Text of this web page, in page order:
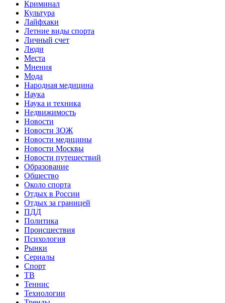
Криминал
Культура
Лайфхаки
Летние виды спорта
Личный счет
Люди
Места
Мнения
Мода
Народная медицина
Наука
Наука и техника
Недвижимость
Новости
Новости ЗОЖ
Новости медицины
Новости Москвы
Новости путешествий
Образование
Общество
Около спорта
Отдых в России
Отдых за границей
ПДД
Политика
Происшествия
Психология
Рынки
Сериалы
Спорт
ТВ
Теннис
Технологии